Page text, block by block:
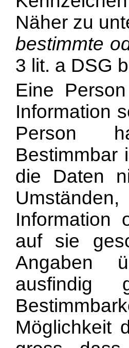
Näher zu
bestimmte
3 lit. a DSG
Eine
Information
Person
Bestimmbar
die Daten
Information
auf sie
Angaben
ausfindig
Möglichkeit